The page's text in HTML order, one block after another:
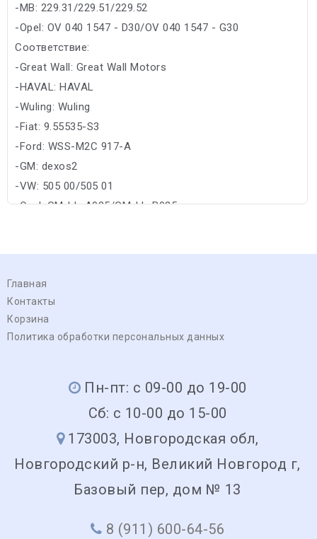
-MB: 229.31/229.51/229.52
-Opel: OV 040 1547 - D30/OV 040 1547 - G30
Соответствие:
-Great Wall: Great Wall Motors
-HAVAL: HAVAL
-Wuling: Wuling
-Fiat: 9.55535-S3
-Ford: WSS-M2C 917-A
-GM: dexos2
-VW: 505 00/505 01
-Opel: GM-LL-A025/GM-LL-B025
Главная
Контакты
Корзина
Политика обработки персональных данных
Пн-пт: с 09-00 до 19-00
Сб: с 10-00 до 15-00
173003, Новгородская обл,
Новгородский р-н, Великий Новгород г,
Базовый пер, дом № 13
8 (911) 600-64-56